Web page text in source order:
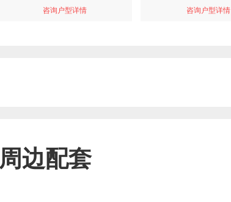
咨询户型详情 咨询户型详情
周边配套